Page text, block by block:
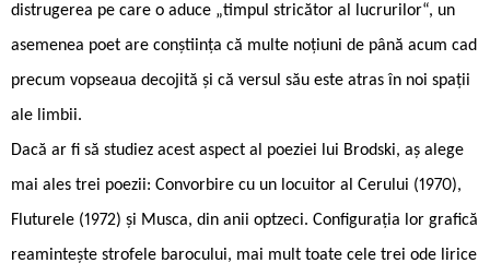
distrugerea pe care o aduce „timpul stricător al lucrurilor“, un
asemenea poet are conștiința că multe noțiuni de până acum cad
precum vopseaua decojită și că versul său este atras în noi spații
ale limbii.
Dacă ar fi să studiez acest aspect al poeziei lui Brodski, aș alege
mai ales trei poezii: Convorbire cu un locuitor al Cerului (1970),
Fluturele (1972) și Musca, din anii optzeci. Configurația lor grafică
reamintește strofele barocului, mai mult toate cele trei ode lirice